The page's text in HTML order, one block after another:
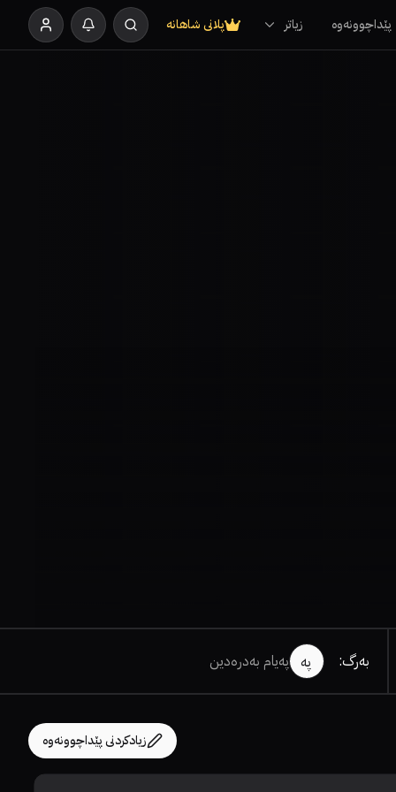
پێداچوونەوە زیاتر پلانی شاهانە
بەرگ: پە پەیام بەدرەدین
زیادکردنی پێداچوونەوە